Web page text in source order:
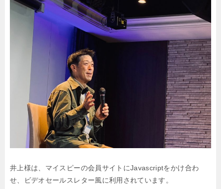
井上様は、マイスピーの会員サイトにJavascriptをかけ合わ
せ、ビデオセールスレター風に利用されています。